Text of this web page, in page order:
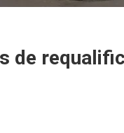
de